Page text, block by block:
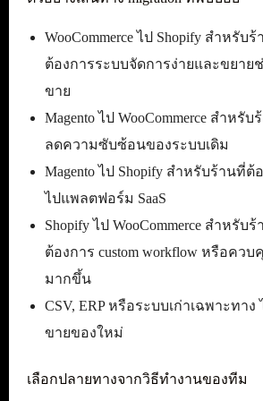
WooCommerce ไป Shopify สำหรับ
ต้องการระบบจัดการง่ายและขยาย
ขาย
Magento ไป WooCommerce สำหรั
ลดความซับซ้อนของระบบเดิม
Magento ไป Shopify สำหรับร้านที่ต้
ไปแพลตฟอร์ม SaaS
Shopify ไป WooCommerce สำหรับ
ต้องการ custom workflow หรือควบ
มากขึ้น
CSV, ERP หรือระบบเก่าเฉพาะทาง
ขายของใหม่
เลือกปลายทางจากวิธีทำงานของทีม